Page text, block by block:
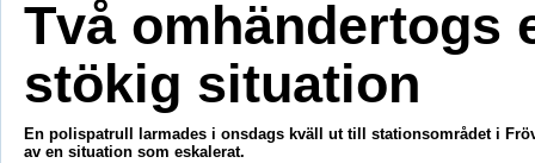
Två omhändertogs
stökig situation
En polispatrull larmades i onsdags kväll ut till stationsområdet i
av en situation som eskalerat.